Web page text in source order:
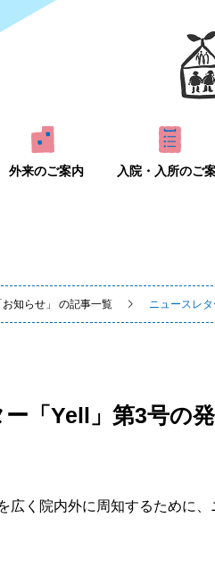
外来のご案内 入院・入所のご
お知らせ」 の記事一覧 ニュースレ
「Yell」第3号の
広く院内外に周知するために